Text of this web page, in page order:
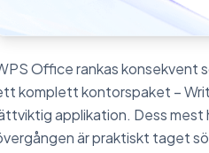
Office rankas konsekvent
komplett kontorspaket –
applikation. Dess mest
är praktiskt taget